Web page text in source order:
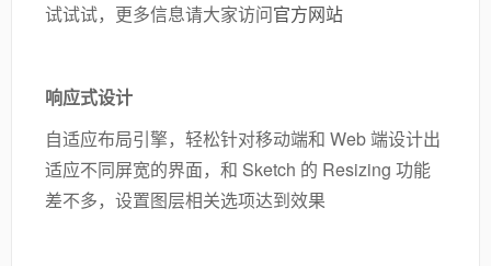
试试试，更多信息请大家访问官方网站
响应式设计
自适应布局引擎，轻松针对移动端和 Web 端设计出
适应不同屏宽的界面，和 Sketch 的 Resizing 功能
差不多，设置图层相关选项达到效果